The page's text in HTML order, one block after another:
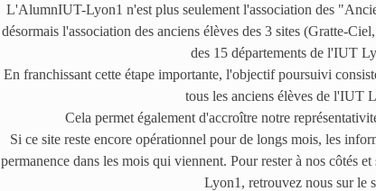
L'AlumnIUT-Lyon1 n'est plus seulement l'association des
désormais l'association des anciens élèves des 3 sites (Gratte-
des 15 départements de l'IUT
En franchissant cette étape importante, l'objectif poursuivi
tous les anciens élèves de l'IUT
Cela permet également d'accroître notre
Si ce site reste encore opérationnel pour de longs mois, les
permanence dans les mois qui viennent. Pour rester à nos côtés
Lyon1, retrouvez nous sur le